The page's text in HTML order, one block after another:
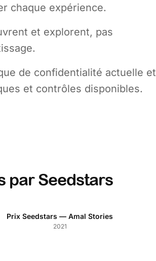
chaque expérience.
et explorent, pas
de confidentialité actuelle et
et contrôles disponibles.
par Seedstars
Prix Seedstars — Amal Stories
2021